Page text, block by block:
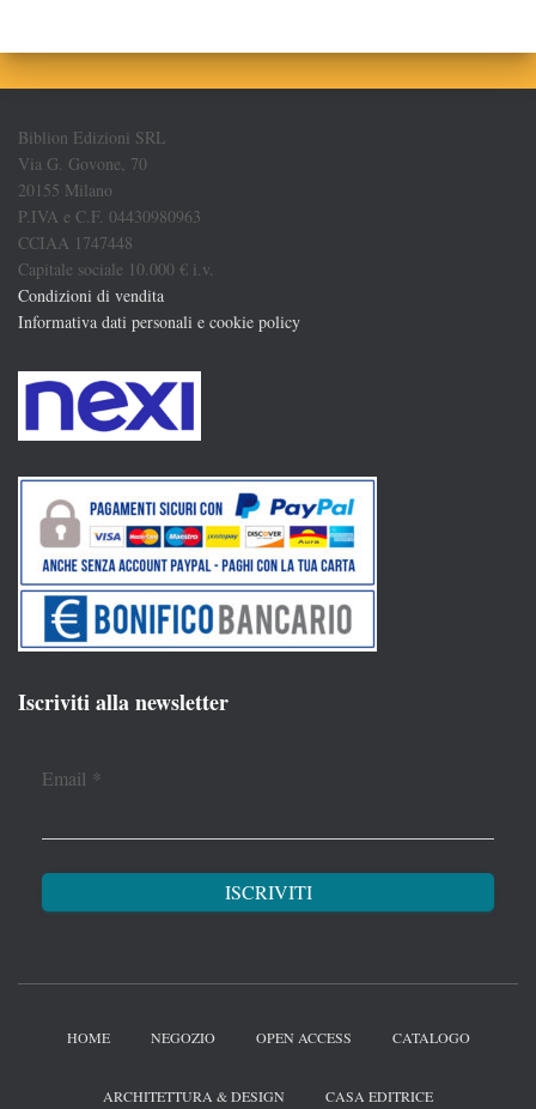
Biblion Edizioni SRL
Via G. Govone, 70
20155 Milano
P.IVA e C.F. 04430980963
CCIAA 1747448
Capitale sociale 10.000 € i.v.
Condizioni di vendita
Informativa dati personali e cookie policy
Iscriviti alla newsletter
Email *
HOME NEGOZIO OPEN ACCESS CATALOGO
ARCHITETTURA & DESIGN CASA EDITRICE